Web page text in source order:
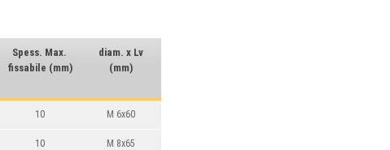
Spess. Max.
fissabile (mm)
diam. x Lv
(mm)
10 M 6x60
10 M 8x65